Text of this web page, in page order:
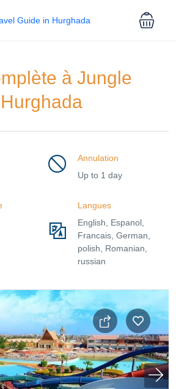
à Jungle
Annulation
Up to 1 day
Langues
English, Espanol,
Francais, German,
polish, Romanian,
russian